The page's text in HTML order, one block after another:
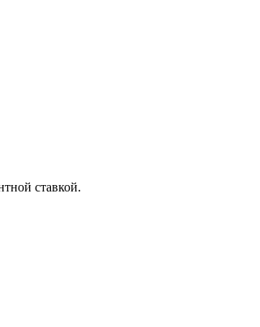
ставкой.